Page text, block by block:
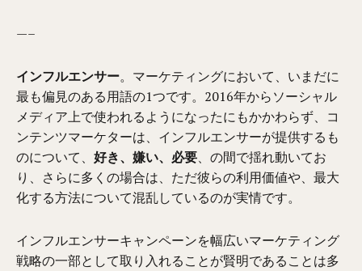
—–
インフルエンサー。マーケティングにおいて、いまだに
最も偏見のある用語の1つです。2016年からソーシャル
メディア上で使われるようになったにもかかわらず、コ
ンテンツマーケターは、インフルエンサーが提供するも
のについて、好き、嫌い、必要、の間で揺れ動いてお
り、さらに多くの場合は、ただ彼らの利用価値や、最大
化する方法について混乱しているのが実情です。
インフルエンサーキャンペーンを幅広いマーケティング
戦略の一部として取り入れることが賢明であることは多